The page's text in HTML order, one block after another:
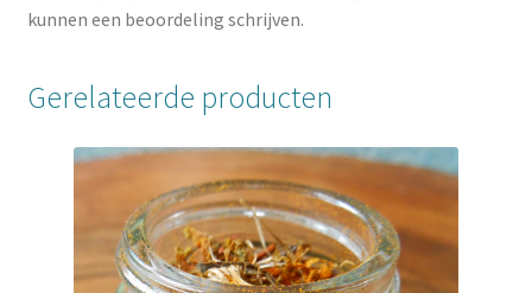
kunnen een beoordeling schrijven.
Gerelateerde producten